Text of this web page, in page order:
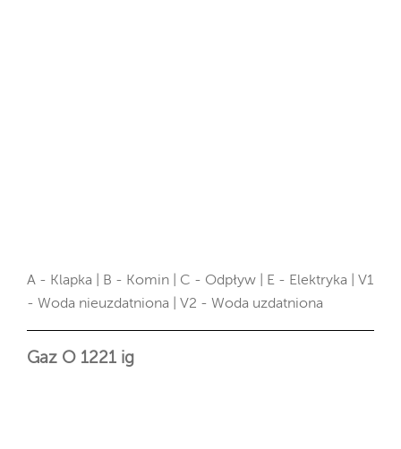
A - Klapka | B - Komin | C - Odpływ | E - Elektryka | V1
- Woda nieuzdatniona | V2 - Woda uzdatniona
Gaz O 1221 ig